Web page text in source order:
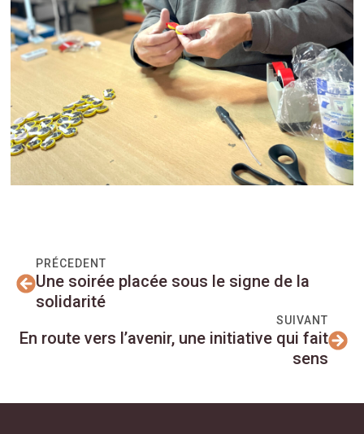
PRÉCEDENT
Une soirée placée sous le signe de la
solidarité
SUIVANT
En route vers l’avenir, une initiative qui fait
sens